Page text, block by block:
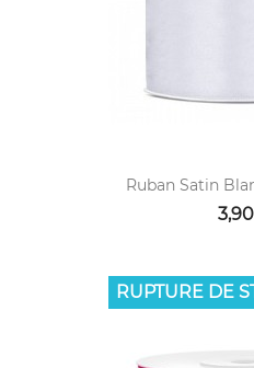
Ruban Satin
RUPTURE DE